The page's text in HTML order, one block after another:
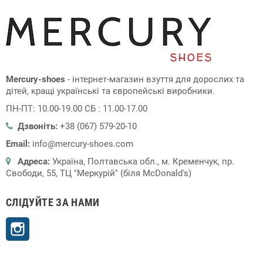
Mercury-shoes - інтернет-магазин взуття для дорослих та
дітей, кращі українські та європейські виробники.
ПН-ПТ: 10.00-19.00 СБ : 11.00-17.00
Дзвоніть: +38 (067) 579-20-10
Email: info@mercury-shoes.com
Адреса: Україна, Полтавська обл., м. Кременчук, пр.
Свободи, 55, ТЦ "Меркурій" (біля McDonald's)
СЛІДУЙТЕ ЗА НАМИ